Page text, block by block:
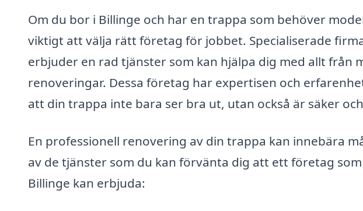
Om du bor i Billinge och har en trappa som behöver
viktigt att välja rätt företag för jobbet. Specialiserade
erbjuder en rad tjänster som kan hjälpa dig med allt från
renoveringar. Dessa företag har expertisen och
att din trappa inte bara ser bra ut, utan också är säker
En professionell renovering av din trappa kan innebära
av de tjänster som du kan förvänta dig att ett företag
Billinge kan erbjuda: